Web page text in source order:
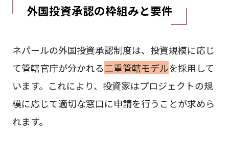
外国投資承認の枠組みと要件
ネパールの外国投資承認制度は、投資規模に応じ
て管轄官庁が分かれる二重管轄モデルを採用して
います。これにより、投資家はプロジェクトの規
模に応じて適切な窓口に申請を行うことが求めら
れます。